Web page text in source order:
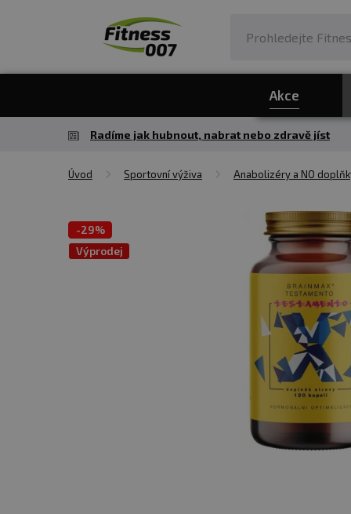
Akce
Radíme jak hubnout, nabrat nebo zdravě jíst
Úvod Sportovní výživa Anabolizéry a NO
-29%
Výprodej